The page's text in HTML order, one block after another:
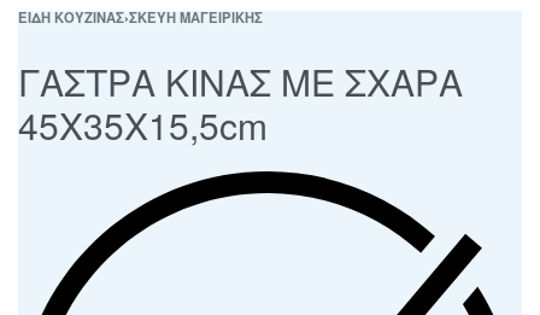
ΕΙΔΗ ΚΟΥΖΙΝΑΣ›ΣΚΕΥΗ ΜΑΓΕΙΡΙΚΗΣ
ΓΑΣΤΡΑ ΚΙΝΑΣ ΜΕ ΣΧΑΡΑ
45Χ35Χ15,5cm